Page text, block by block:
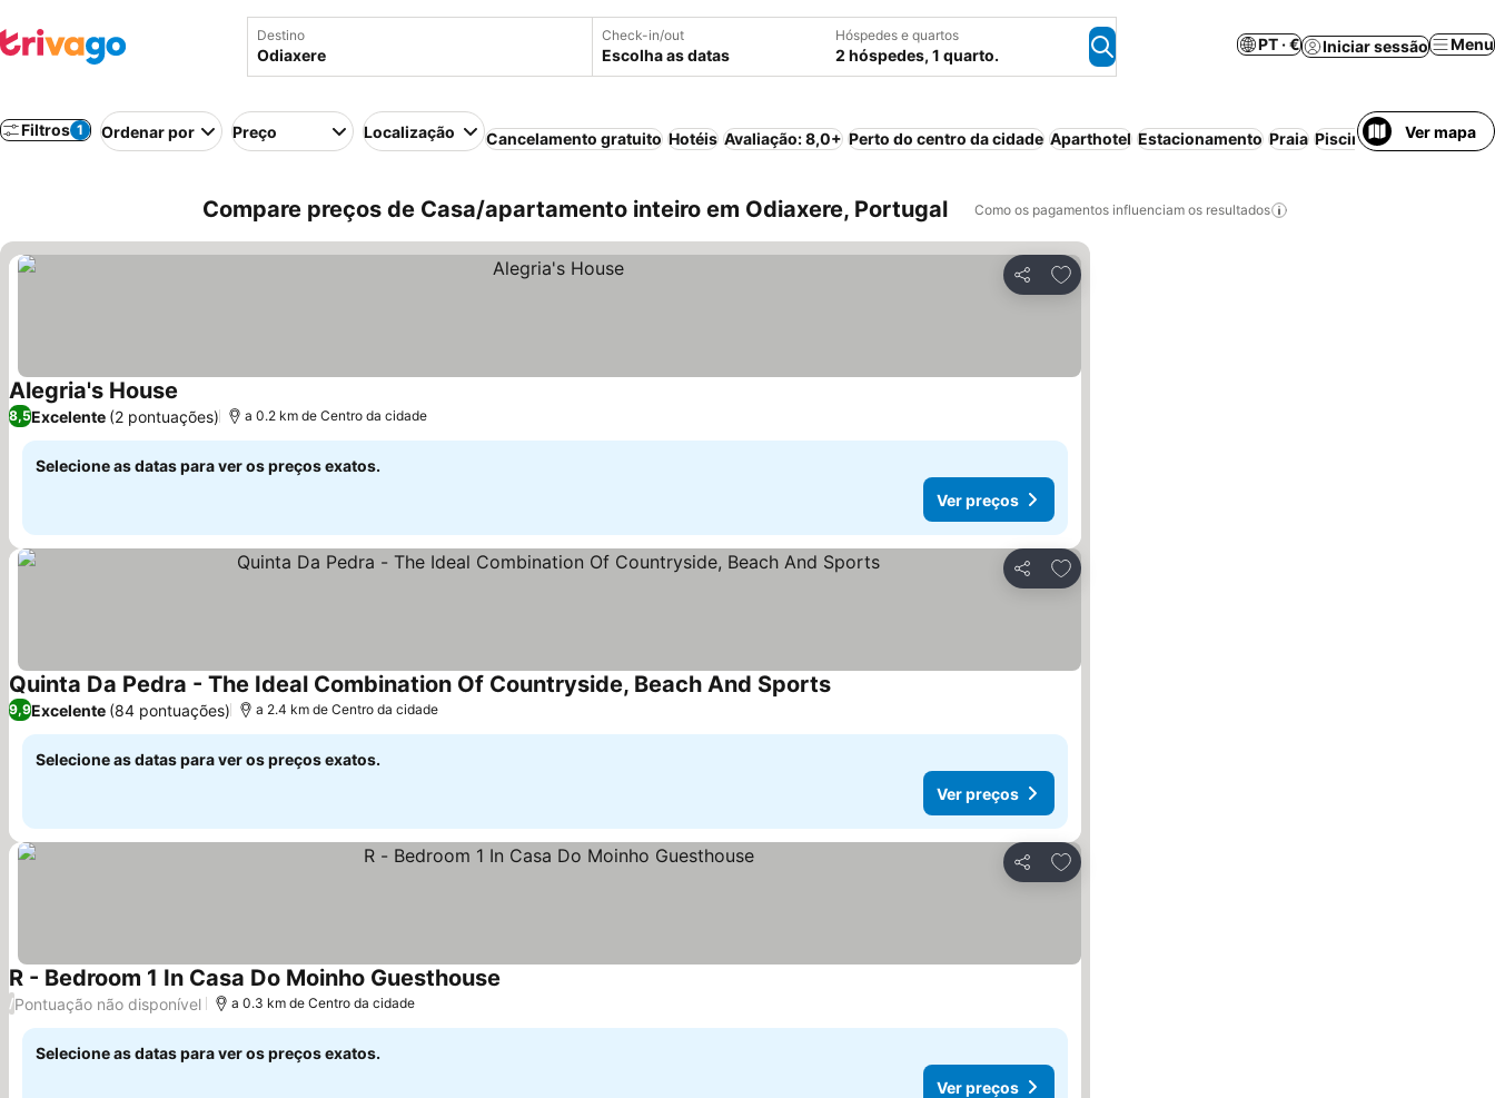
Destino Check-in/out
Escolha as datas
Hóspedes e quartos
2 hóspedes, 1 quarto.
PT · € Iniciar sessão Menu
Filtros 1 Ordenar por Preço Localização Cancelamento gratuito Hotéis Avaliação: 8,0+ Perto do centro da cidade Aparthotel Estacionamento Praia Piscina Pequeno-
Ver mapa
Compare preços de Casa/apartamento inteiro em Odiaxere, Portugal Como os pagamentos influenciam os resultados
Partilhar
Adicionar aos favoritos
Alegria's House
8,5Excelente (2 pontuações) a 0.2 km de Centro da cidade
Selecione as datas para ver os preços exatos.
Ver preços
Partilhar
Adicionar aos favoritos
Quinta Da Pedra - The Ideal Combination Of Countryside, Beach And Sports
9,9Excelente (84 pontuações) a 2.4 km de Centro da cidade
Selecione as datas para ver os preços exatos.
Ver preços
Partilhar
Adicionar aos favoritos
R - Bedroom 1 In Casa Do Moinho Guesthouse
/Pontuação não disponível a 0.3 km de Centro da cidade
Selecione as datas para ver os preços exatos.
Ver preços